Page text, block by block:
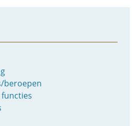
beroepen